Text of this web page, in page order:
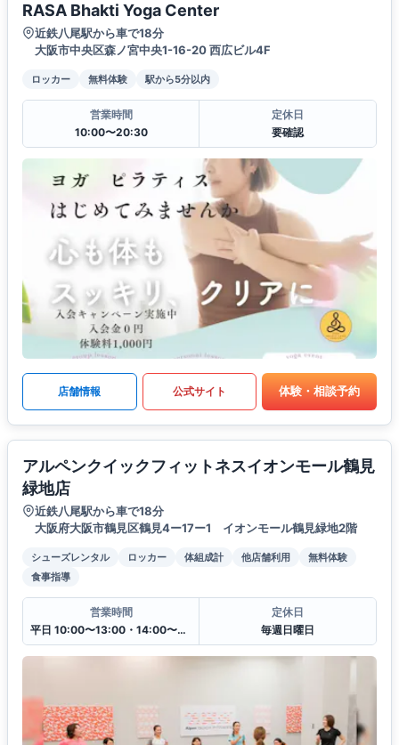
RASA Bhakti Yoga Center
近鉄八尾駅から車で18分
大阪市中央区森ノ宮中央1-16-20 西広ビル4F
ロッカー 無料体験 駅から5分以内
営業時間
10:00〜20:30
定休日
要確認
店舗情報 公式サイト 体験・相談予約
アルペンクイックフィットネスイオンモール鶴見
緑地店
近鉄八尾駅から車で18分
大阪府大阪市鶴見区鶴見4ー17ー1 イオンモール鶴見緑地2階
シューズレンタル ロッカー 体組成計 他店舗利用
無料体験
食事指導
営業時間
平日 10:00〜13:00・14:00〜20:00
定休日
毎週日曜日